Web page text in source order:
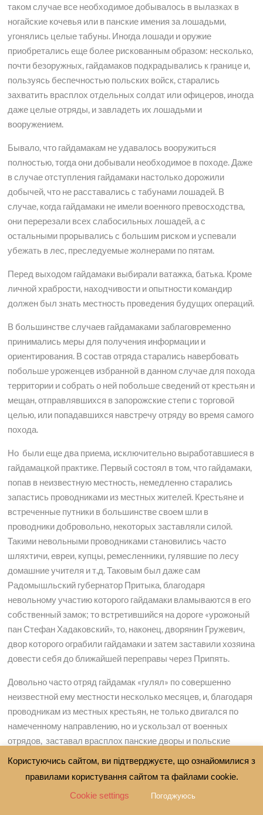
таком случае все необходимое добывалось в вылазках в
ногайские кочевья или в панские имения за лошадьми,
угонялись целые табуны. Иногда лошади и оружие
приобретались еще более рискованным образом: несколько,
почти безоружных, гайдамаков подкрадывались к границе и,
пользуясь беспечностью польских войск, старались
захватить врасплох отдельных солдат или офицеров, иногда
даже целые отряды, и завладеть их лошадьми и
вооружением.
Бывало, что гайдамакам не удавалось вооружиться
полностью, тогда они добывали необходимое в походе. Даже
в случае отступления гайдамаки настолько дорожили
добычей, что не расставались с табунами лошадей. В
случае, когда гайдамаки не имели военного превосходства,
они перерезали всех слабосильных лошадей, а с
остальными прорывались с большим риском и успевали
убежать в лес, преследуемые жолнерами по пятам.
Перед выходом гайдамаки выбирали ватажка, батька. Кроме
личной храбрости, находчивости и опытности командир
должен был знать местность проведения будущих операций.
В большинстве случаев гайдамаками заблаговременно
принимались меры для получения информации и
ориентирования. В состав отряда старались навербовать
побольше уроженцев избранной в данном случае для похода
территории и собрать о ней побольше сведений от крестьян и
мещан, отправлявшихся в запорожские степи с торговой
целью, или попадавшихся навстречу отряду во время самого
похода.
Но были еще два приема, исключительно выработавшиеся в
гайдамацкой практике. Первый состоял в том, что гайдамаки,
попав в неизвестную местность, немедленно старались
запастись проводниками из местных жителей. Крестьяне и
встреченные путники в большинстве своем шли в
проводники добровольно, некоторых заставляли силой.
Такими невольными проводниками становились часто
шляхтичи, евреи, купцы, ремесленники, гулявшие по лесу
домашние учителя и т.д. Таковым был даже сам
Радомышльский губернатор Притыка, благодаря
невольному участию которого гайдамаки вламываются в его
собственный замок; то встретившийся на дороге «урожоный
пан Стефан Хадаковский», то, наконец, дворянин Гружевич,
двор которого ограбили гайдамаки и затем заставили хозяина
довести себя до ближайшей переправы через Припять.
Довольно часто отряд гайдамак «гулял» по совершенно
неизвестной ему местности несколько месяцев, и, благодаря
проводникам из местных крестьян, не только двигался по
намеченному направлению, но и ускользал от военных
отрядов, заставал врасплох панские дворы и польские
отряды и успешно нападал на них. Иногда крестьяне уходили
проводниками.
Користуючись сайтом, ви підтверджуєте, що ознайомилися з
правилами користування сайтом та файлами cookie.
Cookie settings
Погоджуюсь